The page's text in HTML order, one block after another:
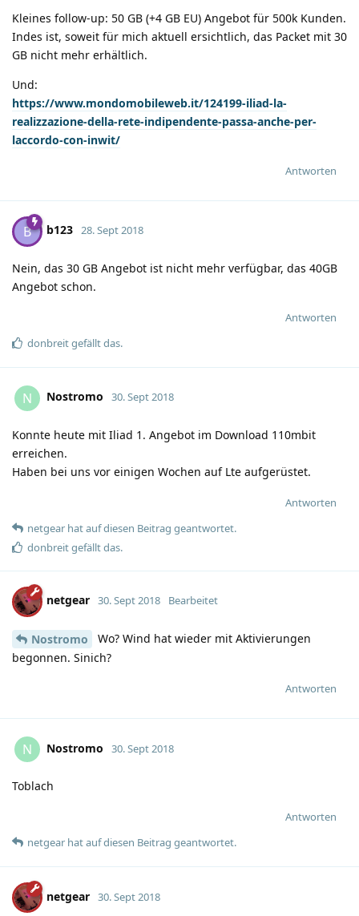
Kleines follow-up: 50 GB (+4 GB EU) Angebot für 500k Kunden.
Indes ist, soweit für mich aktuell ersichtlich, das Packet mit 30
GB nicht mehr erhältlich.
Und:
https://www.mondomobileweb.it/124199-iliad-la-
realizzazione-della-rete-indipendente-passa-anche-per-
laccordo-con-inwit/
Antworten
B b123 28. Sept 2018
Nein, das 30 GB Angebot ist nicht mehr verfügbar, das 40GB
Angebot schon.
Antworten
donbreitgefällt das.
N Nostromo 30. Sept 2018
Konnte heute mit Iliad 1. Angebot im Download 110mbit
erreichen.
Haben bei uns vor einigen Wochen auf Lte aufgerüstet.
Antworten
netgear hatauf diesen Beitrag geantwortet.
donbreitgefällt das.
netgear 30. Sept 2018 Bearbeitet
Nostromo
Wo? Wind hat wieder mit Aktivierungen
begonnen. Sinich?
Antworten
N Nostromo 30. Sept 2018
Toblach
Antworten
netgear hatauf diesen Beitrag geantwortet.
netgear 30. Sept 2018